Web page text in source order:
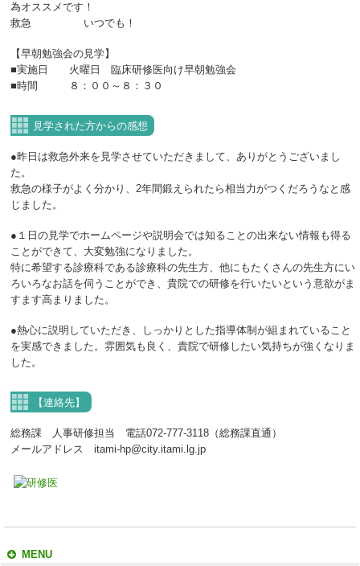
為オススメです！
救急 いつでも！
【早朝勉強会の見学】
■実施日 火曜日 臨床研修医向け早朝勉強会
■時間 ８：００～８：３０
見学された方からの感想
●昨日は救急外来を見学させていただきまして、ありがとうございまし
た。
救急の様子がよく分かり、2年間鍛えられたら相当力がつくだろうなと感
じました。
●１日の見学でホームページや説明会では知ることの出来ない情報も得る
ことができて、大変勉強になりました。
特に希望する診療科である診療科の先生方、他にもたくさんの先生方にい
ろいろなお話を伺うことができ、貴院での研修を行いたいという意欲がま
すます高まりました。
●熱心に説明していただき、しっかりとした指導体制が組まれていること
を実感できました。雰囲気も良く、貴院で研修したい気持ちが強くなりま
した。
【連絡先】
総務課 人事研修担当 電話072-777-3118（総務課直通）
メールアドレス itami-hp@city.itami.lg.jp
MENU